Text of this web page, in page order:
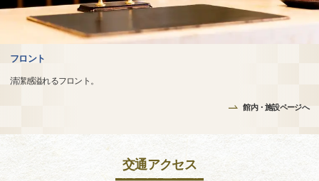
フロント
清潔感溢れるフロント。
館内・施設ページへ
交通アクセス